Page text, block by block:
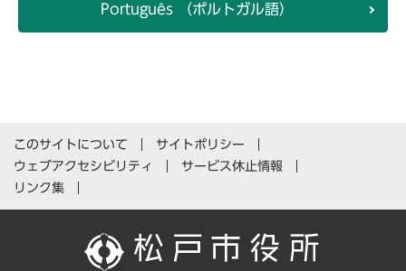
Português （ポルトガル語）
このサイトについて
サイトポリシー
ウェブアクセシビリティ
サービス休止情報
リンク集